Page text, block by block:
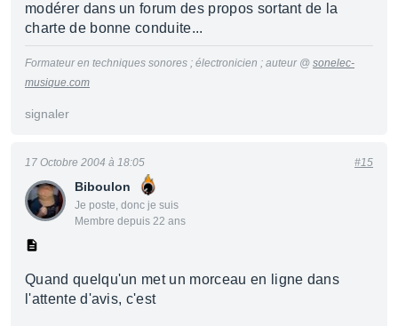
modérer dans un forum des propos sortant de la
charte de bonne conduite...
Formateur en techniques sonores ; électronicien ; auteur @ sonelec-
musique.com
signaler
Biboulon
Je poste, donc je suis
Membre depuis 22 ans
17 Octobre 2004 à 18:05 #15
Quand quelqu'un met un morceau en ligne dans
l'attente d'avis, c'est